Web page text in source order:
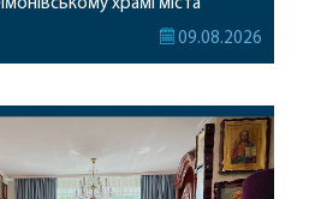
храмі міста
богослужіння
мощей. Митрополиту
секретар єпархії
благочинний
протоієрей Ярослав
09.08.2026